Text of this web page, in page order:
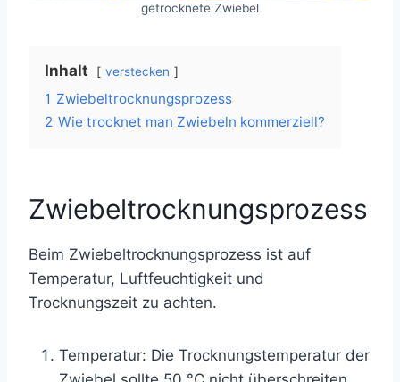
getrocknete Zwiebel
Inhalt verstecken
1 Zwiebeltrocknungsprozess
2 Wie trocknet man Zwiebeln kommerziell?
Zwiebeltrocknungsprozess
Beim Zwiebeltrocknungsprozess ist auf
Temperatur, Luftfeuchtigkeit und
Trocknungszeit zu achten.
Temperatur: Die Trocknungstemperatur der